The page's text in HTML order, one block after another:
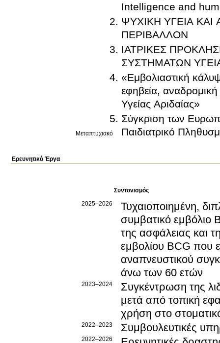
Μεταπτυχιακό
Intelligence and
ΨΥΧΙΚΗ ΥΓΕΙΑ
ΠΕΡΙΒΑΛΛΟΝ
ΙΑΤΡΙΚΕΣ
ΣΥΣΤΗΜΑΤΩΝ
«Εμβολιαστική
εφηβεία,
Υγείας Αριδαίας»
Σύγκριση των
Παιδιατρικό
Ερευνητικά Έργα
Συντονισμός
2025–2026
Τυχαιοποιημένη,
συμβατικό εμβόλιο
της ασφάλειας και
εμβολίου BCG που
αναπνευστικού
άνω των 60 ετών
2023–2024
Συγκέντρωση της
μετά από τοπική
χρήση στο
2022–2023 Συμβουλευτικές
2022–2026